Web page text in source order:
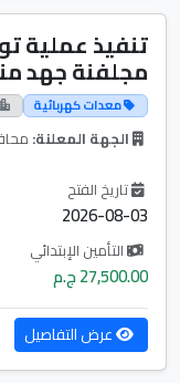
تنفيذ عملية
مجلفنة جهد
معدات كهربائية
الجهة المعلنة:
تاريخ الفتح
2026-08-03
التأمين الإبتدائي
27,500.00 ج.م
عرض التفاصيل